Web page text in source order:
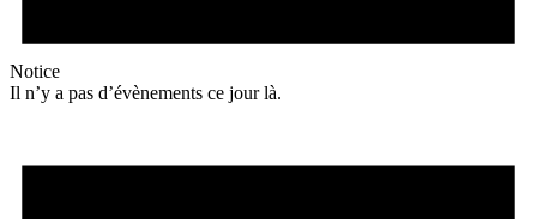
Notice
Il n’y a pas d’évènements ce jour là.